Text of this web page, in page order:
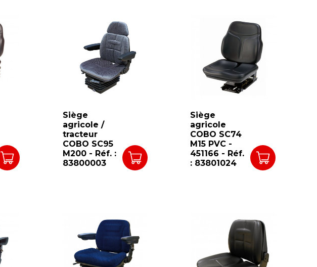
Siège
agricole /
tracteur
COBO SC95
M200 - Réf. :
83800003
Siège
agricole
COBO SC74
M15 PVC -
451166 - Réf.
: 83801024